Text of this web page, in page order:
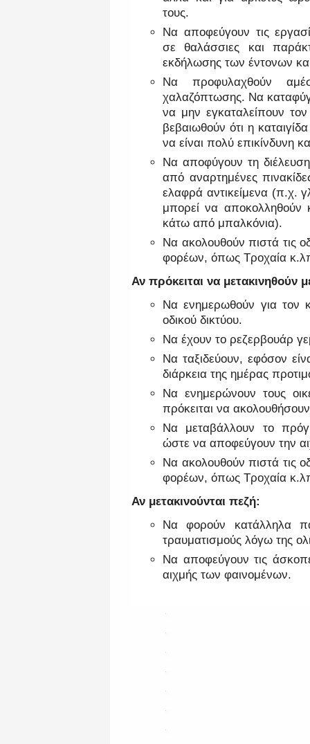
τους.
Να αποφεύγουν τις
σε θαλάσσιες και
εκδήλωσης των έντονων
Να προφυλαχθούν
χαλαζόπτωσης. Να
να μην εγκαταλείπουν
βεβαιωθούν ότι η
να είναι πολύ επικίνδυνη
Να αποφύγουν τη
από αναρτημένες
ελαφρά αντικείμενα (π.χ.
μπορεί να
κάτω από μπαλκόνια).
Να ακολουθούν πιστά τις
φορέων, όπως Τροχαία
Αν πρόκειται να μετακινηθούν
Να ενημερωθούν για τον
οδικού δικτύου.
Να έχουν το ρεζερβουάρ
Να ταξιδεύουν, εφόσον
διάρκεια της ημέρας
Να ενημερώνουν τους
πρόκειται να
Να μεταβάλλουν το
ώστε να αποφεύγουν την
Να ακολουθούν πιστά τις
φορέων, όπως Τροχαία
Αν μετακινούνται πεζή:
Να φορούν κατάλληλα
τραυματισμούς λόγω της
Να αποφεύγουν τις
αιχμής των φαινομένων.